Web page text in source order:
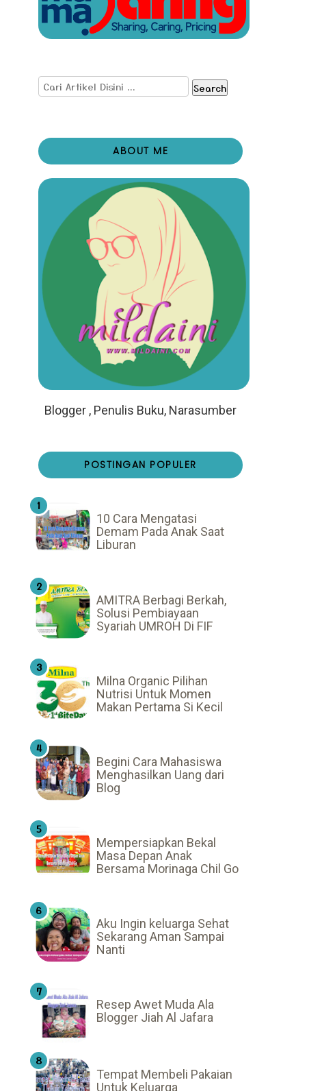
Search
ABOUT ME
Blogger , Penulis Buku, Narasumber
POSTINGAN POPULER
10 Cara Mengatasi
Demam Pada Anak Saat
Liburan
AMITRA Berbagi Berkah,
Solusi Pembiayaan
Syariah UMROH Di FIF
Milna Organic Pilihan
Nutrisi Untuk Momen
Makan Pertama Si Kecil
Begini Cara Mahasiswa
Menghasilkan Uang dari
Blog
Mempersiapkan Bekal
Masa Depan Anak
Bersama Morinaga Chil Go
Aku Ingin keluarga Sehat
Sekarang Aman Sampai
Nanti
Resep Awet Muda Ala
Blogger Jiah Al Jafara
Tempat Membeli Pakaian
Untuk Keluarga